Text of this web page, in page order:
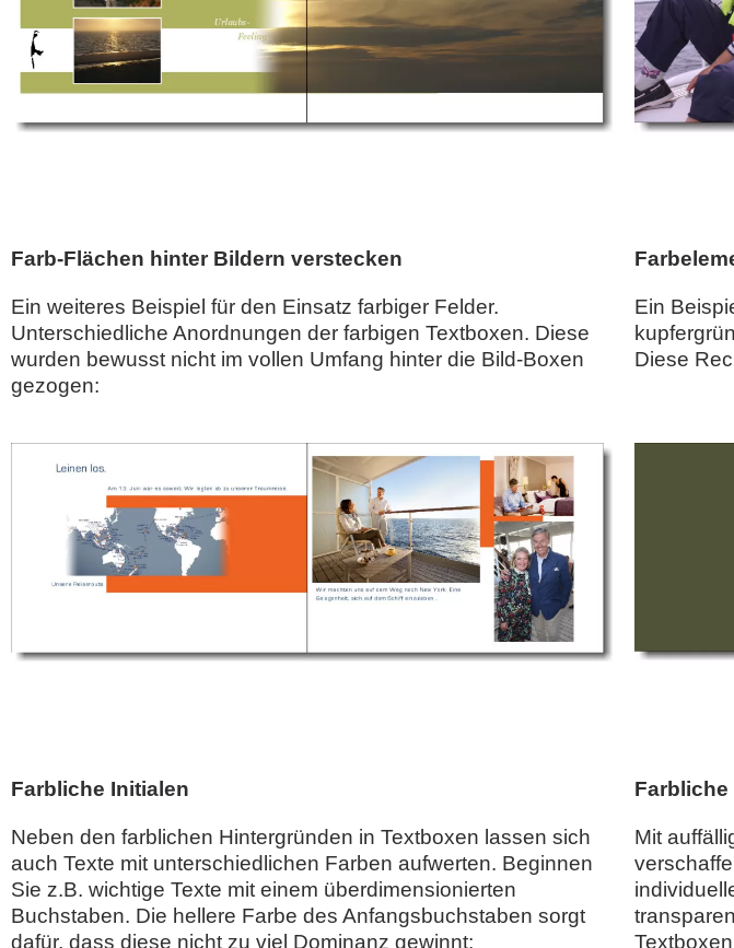
Farb-Flächen hinter Bildern verstecken
Ein weiteres Beispiel für den Einsatz farbiger Felder.
Unterschiedliche Anordnungen der farbigen Textboxen. Diese
wurden bewusst nicht im vollen Umfang hinter die Bild-Boxen
gezogen:
Ein
Diese
Farbliche Initialen
Neben den farblichen Hintergründen in Textboxen lassen sich
auch Texte mit unterschiedlichen Farben aufwerten. Beginnen
Sie z.B. wichtige Texte mit einem überdimensionierten
Buchstaben. Die hellere Farbe des Anfangsbuchstaben sorgt
dafür, dass diese nicht zu viel Dominanz gewinnt:
Farbliche
Mit